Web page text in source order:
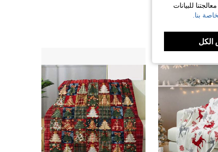
للبيانات
بنا.